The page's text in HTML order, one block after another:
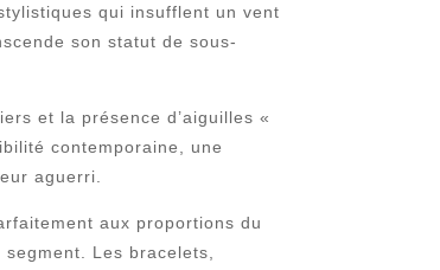
qui insufflent un vent
son statut de sous-
et la présence d’aiguilles «
contemporaine, une
aguerri.
aux proportions du
Les bracelets,